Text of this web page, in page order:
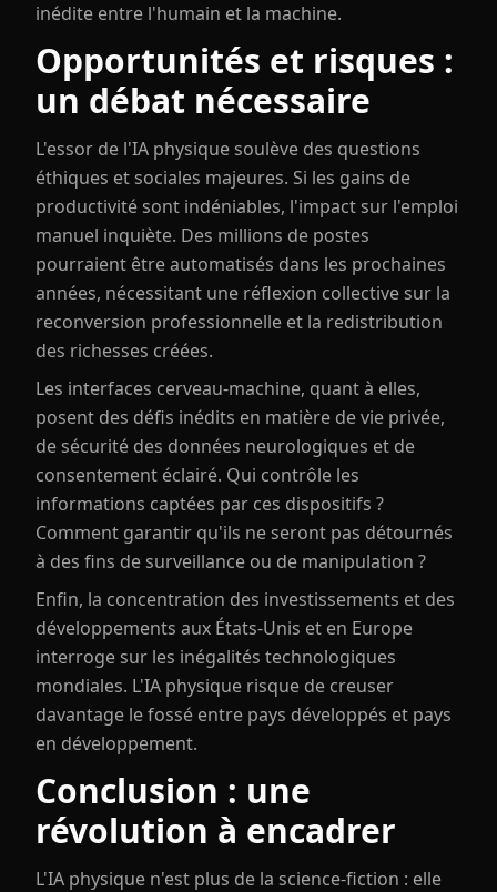
inédite entre l'humain et la machine.
Opportunités et risques :
un débat nécessaire
L'essor de l'IA physique soulève des questions
éthiques et sociales majeures. Si les gains de
productivité sont indéniables, l'impact sur l'emploi
manuel inquiète. Des millions de postes
pourraient être automatisés dans les prochaines
années, nécessitant une réflexion collective sur la
reconversion professionnelle et la redistribution
des richesses créées.
Les interfaces cerveau-machine, quant à elles,
posent des défis inédits en matière de vie privée,
de sécurité des données neurologiques et de
consentement éclairé. Qui contrôle les
informations captées par ces dispositifs ?
Comment garantir qu'ils ne seront pas détournés
à des fins de surveillance ou de manipulation ?
Enfin, la concentration des investissements et des
développements aux États-Unis et en Europe
interroge sur les inégalités technologiques
mondiales. L'IA physique risque de creuser
davantage le fossé entre pays développés et pays
en développement.
Conclusion : une
révolution à encadrer
L'IA physique n'est plus de la science-fiction : elle